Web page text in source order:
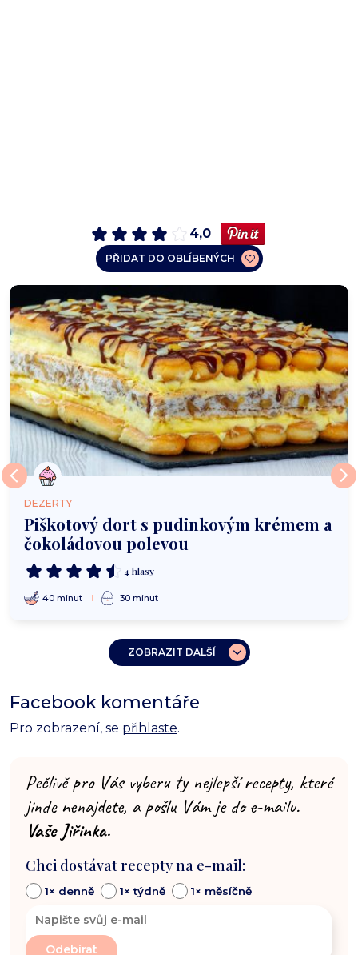
4,0
PŘIDAT DO OBLÍBENÝCH
DEZERTY
Piškotový dort s pudinkovým krémem a
čokoládovou polevou
4 hlasy
40 minut 30 minut
ZOBRAZIT DALŠÍ
Facebook komentáře
Pro zobrazení, se přihlaste.
Pečlivě pro Vás vyberu ty nejlepší recepty, které
jinde nenajdete, a pošlu Vám je do e-mailu.
Vaše Jiřinka.
Chci dostávat recepty na e-mail:
1× denně 1× týdně 1× měsíčně